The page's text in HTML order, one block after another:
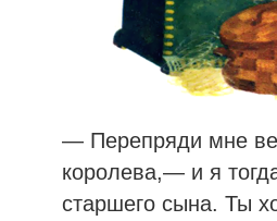
— Перепряди мне
королева,— и я
старшего сына. Ты